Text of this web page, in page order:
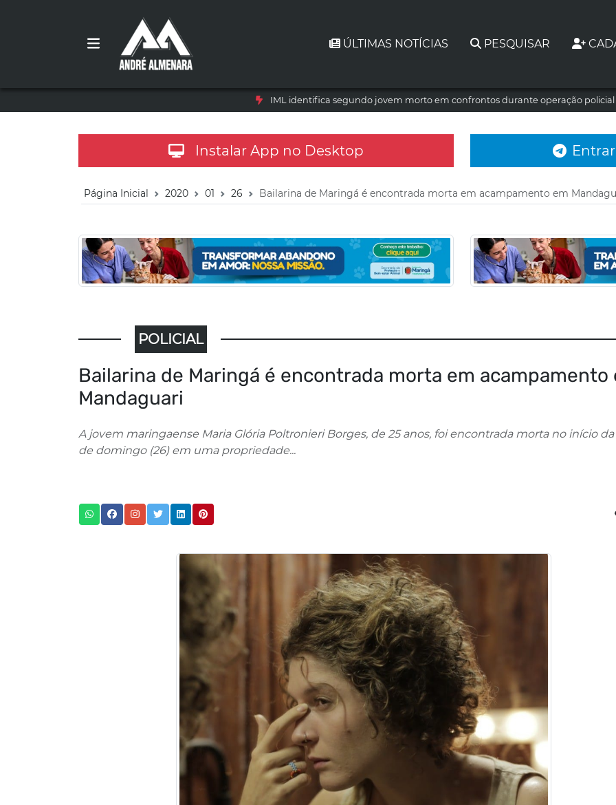
ÚLTIMAS NOTÍCIAS PESQUISAR
IML identifica segundo jovem morto em confrontos durante operação
Instalar App no Desktop
Página Inicial 2020 01 26 Bailarina de Maringá é encontrada morta em acampamento em
POLICIAL
Bailarina de Maringá é encontrada morta em acampamento
Mandaguari
A jovem maringaense Maria Glória Poltronieri Borges, de 25 anos, foi encontrada morta no início
de domingo (26) em uma propriedade...